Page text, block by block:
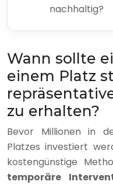
nachhaltig?
Wann sollte
einem Platz
zu erhalten?
Bevor Millionen in
Platzes investiert
kostengünstige
temporäre